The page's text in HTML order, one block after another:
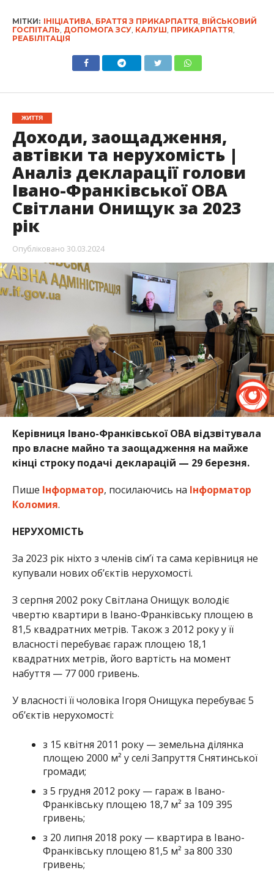
МІТКИ: ІНІЦІАТИВА БРАТТЯ З ПРИКАРПАТТЯ ВІЙСЬКОВИЙ
ГОСПІТАЛЬ ДОПОМОГА ЗСУ, КАЛУШ ПРИКАРПАТТЯ
РЕАБІЛІТАЦІЯ
ЖИТТЯ
Доходи, заощадження,
автівки та нерухомість |
Аналіз декларації голови
Івано-Франківської ОВА
Світлани Онищук за 2023
рік
Опубліковано 30.03.2024
Керівниця Івано-Франківської ОВА відзвітувала
про власне майно та заощадження на майже
кінці строку подачі декларацій — 29 березня.
Пише Інформатор, посилаючись на Інформатор
Коломия.
НЕРУХОМІСТЬ
За 2023 рік ніхто з членів сім’ї та сама керівниця не
купували нових об’єктів нерухомості.
З серпня 2002 року Світлана Онищук володіє
чвертю квартири в Івано-Франківську площею в
81,5 квадратних метрів. Також з 2012 року у її
власності перебуває гараж площею 18,1
квадратних метрів, його вартість на момент
набуття — 77 000 гривень.
У власності її чоловіка Ігоря Онищука перебуває 5
об’єктів нерухомості:
з 15 квітня 2011 року — земельна ділянка
площею 2000 м² у селі Запруття Снятинської
громади;
з 5 грудня 2012 року — гараж в Івано-
Франківську площею 18,7 м² за 109 395
гривень;
з 20 липня 2018 року — квартира в Івано-
Франківську площею 81,5 м² за 800 330
гривень;